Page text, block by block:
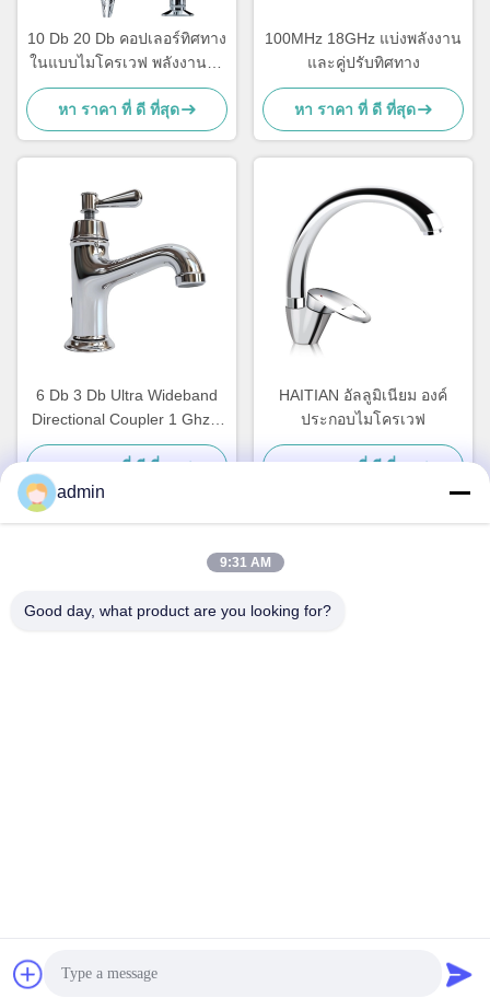
10 Db 20 Db คอปเลอร์ทิศทาง
ในแบบไมโครเวฟ พลังงานสูง
ผ่านต่ํา
หา ราคา ที่ ดี ที่สุด
100MHz 18GHz แบ่งพลังงาน
และคู่ปรับทิศทาง
หา ราคา ที่ ดี ที่สุด
6 Db 3 Db Ultra Wideband
Directional Coupler 1 Ghz 3
Ghz 2 6 Ghz 18 Ghz
280x187x40 มม.
หา ราคา ที่ ดี ที่สุด
HAITIAN อัลลูมิเนียม องค์
ประกอบไมโครเวฟ
หา ราคา ที่ ดี ที่สุด
นาราดาร์เรียงระยะ ผู้จัดจําหน่าย.ลิขสิทธิ์ 2021-2026 Shenzhen
LuoX Electric Co., Ltd. . ทั้งหมด สงวนลิขสิทธิ์.
admin
9:31 AM
Good day, what product are you looking for?